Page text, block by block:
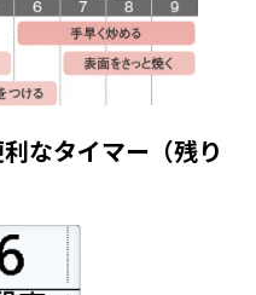
なタイマー（残り